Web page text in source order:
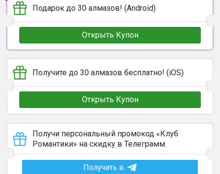
Подарок до 30 алмазов! (Android)
Открыть Купон
Получите до 30 алмазов бесплатно! (iOS)
Открыть Купон
Получи персональный промокод «Клуб
Романтики» на скидку в Телеграмм.
Получить в